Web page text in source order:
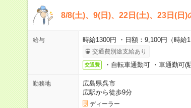
8/8(土)、9(日)、22日(土)、23日(日)
給与 時給1300円 ・日額：9,100円（時給
交通費別途支給あり
交通費 ・自転車通勤可 ・車通勤可(
勤務地
広島県呉市
広駅から徒歩9分
ディーラー